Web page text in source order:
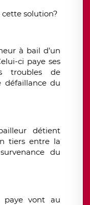
solution?
à bail d’un
ci paye ses
troubles de
défaillance du
détient
tiers entre la
du
paye vont au